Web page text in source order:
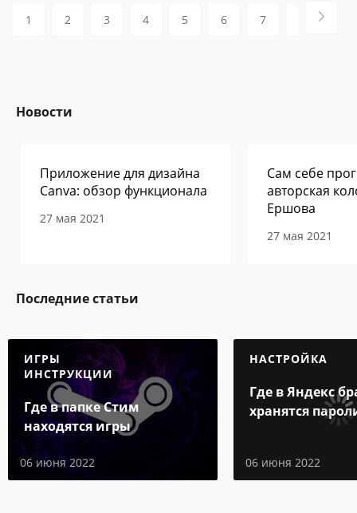
1 2 3 4 5 6 7
Новости
Приложение для дизайна
Canva: обзор функционала
27 мая 2021
Сам себе
авторская
Ершова
27 мая 2021
Последние статьи
ИГРЫ
ИНСТРУКЦИИ
Где в папке Стим
находятся игры
06 июня 2022
НАСТРОЙКА
Где в Яндекс
хранятся
06 июня 2022